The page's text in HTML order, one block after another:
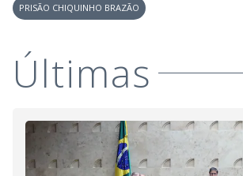
PRISÃO CHIQUINHO BRAZÃO
Últimas